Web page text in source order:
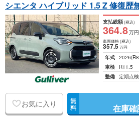
シエンタ ハイブリッド 1.5 Z 修復歴
支払総額(税込)
364.8万円
車両価格(税込)
357.5万円
年式 2026
車検
R11.5
整備 定期点
お気に入り 無
料 在庫